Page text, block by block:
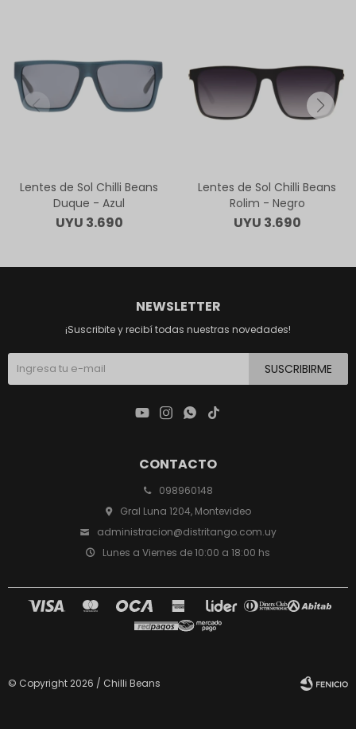
Lentes de Sol Chilli Beans
Duque - Azul
UYU 3.690
Lentes de Sol Chilli Beans
Rolim - Negro
UYU 3.690
CONTACTO
098960148
Gral Luna 1204, Montevideo
administracion@distritango.com.uy
Lunes a Viernes de 10:00 a 18:00 hs
NEWSLETTER
¡Suscribite y recibí todas nuestras novedades!
SUSCRIBIRME
   
© Copyright 2026 / Chilli Beans